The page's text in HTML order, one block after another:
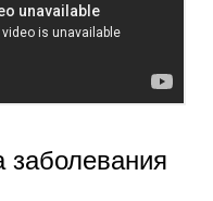
заболевания